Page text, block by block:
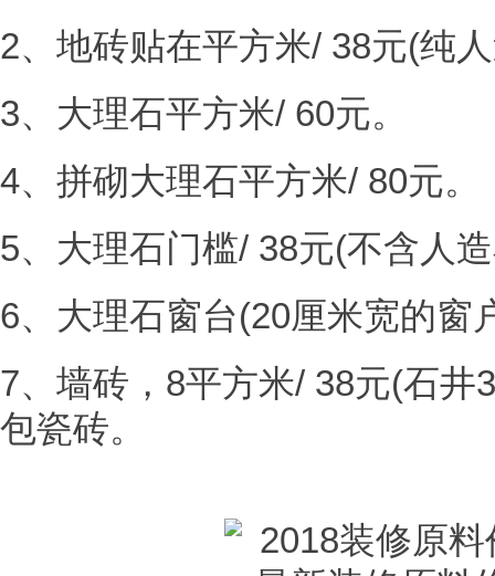
2、地砖贴在平方米/ 38元(纯
3、大理石平方米/ 60元。
4、拼砌大理石平方米/ 80元。
5、大理石门槛/ 38元(不含人
6、大理石窗台(20厘米宽的窗
7、墙砖，8平方米/ 38元(石井
包瓷砖。